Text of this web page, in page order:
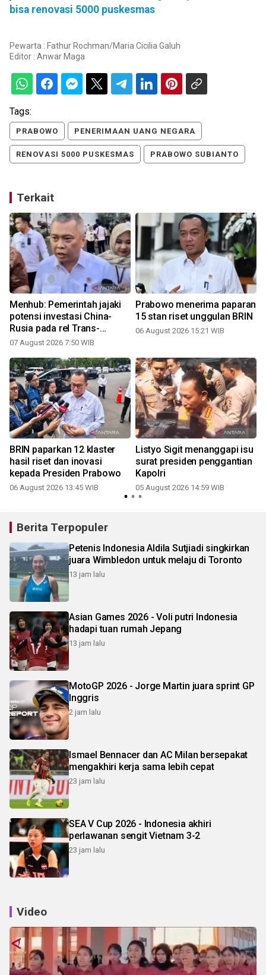
bisa renovasi 5000 puskesmas
Pewarta : Fathur Rochman/Maria Cicilia Galuh
Editor : Anwar Maga
Tags:
PRABOWO PENERIMAAN UANG NEGARA
RENOVASI 5000 PUSKESMAS PRABOWO SUBIANTO
Terkait
Menhub: Pemerintah jajaki
potensi investasi China-
Rusia pada rel Trans-
Kalimantan
07 August 2026 7:50 WIB
Prabowo menerima paparan
15 stan riset unggulan BRIN
06 August 2026 15:21 WIB
BRIN paparkan 12 klaster
hasil riset dan inovasi
kepada Presiden Prabowo
06 August 2026 13:45 WIB
Listyo Sigit menanggapi isu
surat presiden penggantian
Kapolri
05 August 2026 14:59 WIB
Berita Terpopuler
Petenis Indonesia Aldila Sutjiadi singkirkan
juara Wimbledon untuk melaju di Toronto
13 jam lalu
Asian Games 2026 - Voli putri Indonesia
hadapi tuan rumah Jepang
13 jam lalu
MotoGP 2026 - Jorge Martin juara sprint GP
Inggris
2 jam lalu
Ismael Bennacer dan AC Milan bersepakat
mengakhiri kerja sama lebih cepat
23 jam lalu
SEA V Cup 2026 - Indonesia akhiri
perlawanan sengit Vietnam 3-2
23 jam lalu
Video